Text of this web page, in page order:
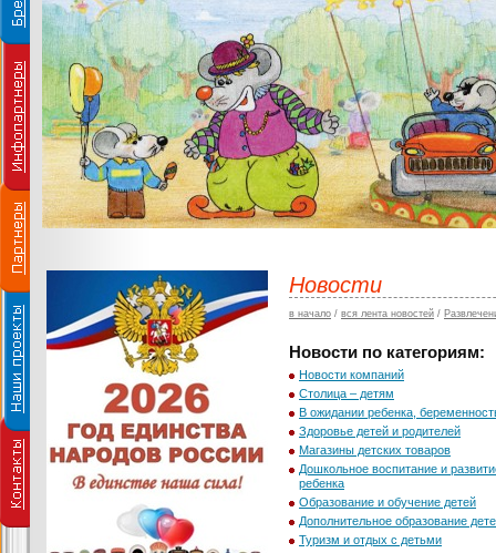
Новости
в начало / вся лента новостей /
Новости по категориям:
Новости компаний
Столица – детям
В ожидании ребенка,
Здоровье детей и родителей
Магазины детских товаров
Дошкольное воспитание и
ребенка
Образование и обучение детей
Дополнительное образование
Туризм и отдых с детьми